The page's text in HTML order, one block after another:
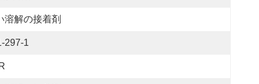
溶解の接着剤
297-1